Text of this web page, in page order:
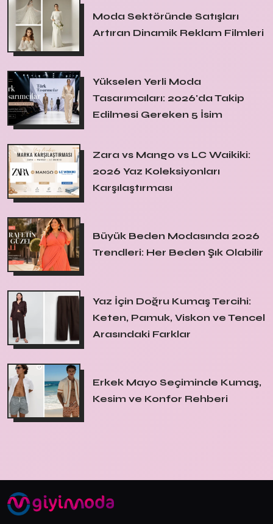
Moda Sektöründe Satışları
Artıran Dinamik Reklam Filmleri
Yükselen Yerli Moda
Tasarımcıları: 2026'da Takip
Edilmesi Gereken 5 İsim
Zara vs Mango vs LC Waikiki:
2026 Yaz Koleksiyonları
Karşılaştırması
Büyük Beden Modasında 2026
Trendleri: Her Beden Şık Olabilir
Yaz İçin Doğru Kumaş Tercihi:
Keten, Pamuk, Viskon ve Tencel
Arasındaki Farklar
Erkek Mayo Seçiminde Kumaş,
Kesim ve Konfor Rehberi